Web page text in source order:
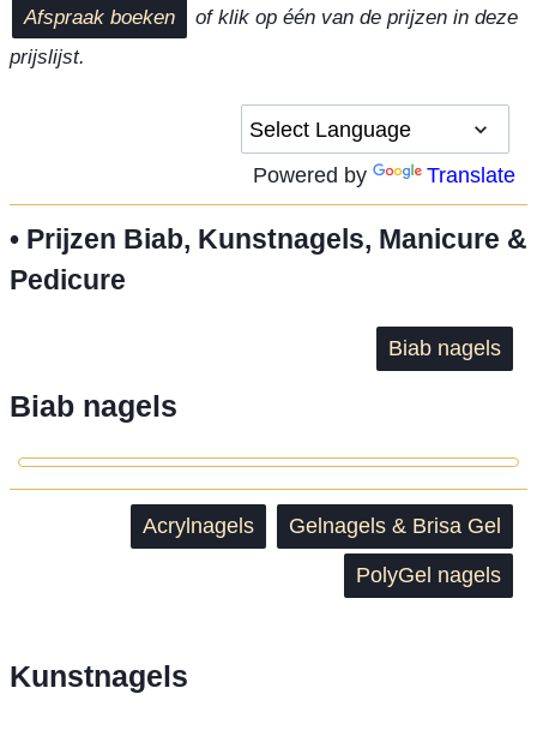
Afspraak boeken
of klik op één van de prijzen in deze
prijslijst.
Powered by Translate
• Prijzen Biab, Kunstnagels, Manicure &
Pedicure
Biab nagels
Biab nagels
Acrylnagels Gelnagels & Brisa Gel
PolyGel nagels
Kunstnagels